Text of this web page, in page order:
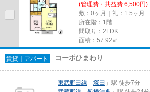
(管理費・共益費 6,500円)
敷：0ヶ月｜礼：1.5ヶ月
所在階：1階
間取り：2LDK
面積：57.92㎡
賃貸｜アパート コーポひまわり
東武野田線 「 塚田 」駅 徒歩7分